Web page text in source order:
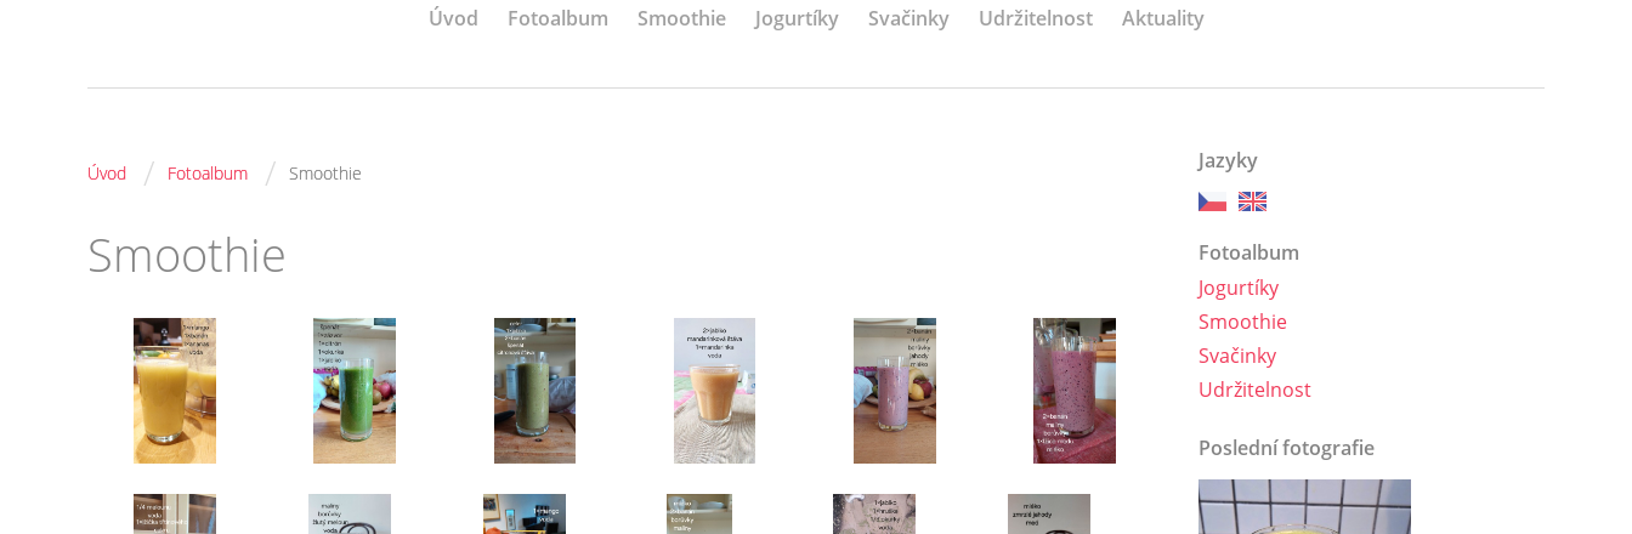
Úvod Fotoalbum Smoothie Jogurtíky Svačinky Udržitelnost Aktuality
Úvod / Fotoalbum / Smoothie
Smoothie
Jazyky
Fotoalbum
Jogurtíky
Smoothie
Svačinky
Udržitelnost
Poslední fotografie